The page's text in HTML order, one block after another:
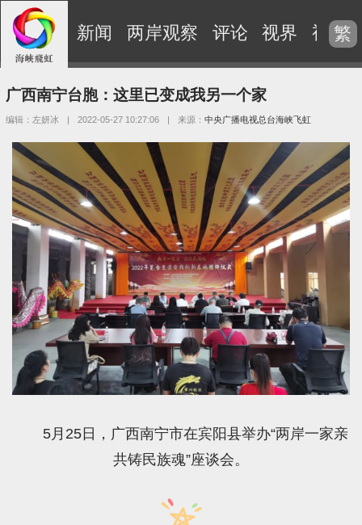
新闻 两岸观察 评论 视界 视频
繁
广西南宁台胞：这里已变成我另一个家
编辑：左妍冰 | 2022-05-27 10:27:06 | 来源：中央广播电视总台海峡飞虹
5月25日，广西南宁市在宾阳县举办“两岸一家亲
共铸民族魂”座谈会。